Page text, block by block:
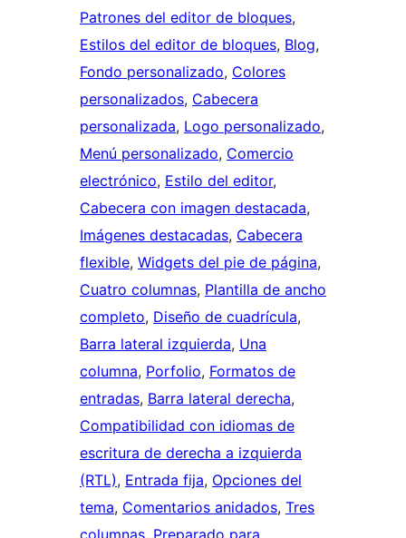
Patrones del editor de bloques
Estilos del editor de bloques, Blog
Fondo personalizado, Colores
personalizados, Cabecera
personalizada, Logo personalizado
Menú personalizado, Comercio
electrónico, Estilo del editor
Cabecera con imagen destacada
Imágenes destacadas, Cabecera
flexible, Widgets del pie de página
Cuatro columnas, Plantilla de ancho
completo, Diseño de cuadrícula
Barra lateral izquierda, Una
columna, Porfolio, Formatos de
entradas, Barra lateral derecha
Compatibilidad con idiomas de
escritura de derecha a izquierda
(RTL), Entrada fija, Opciones del
tema, Comentarios anidados, Tres